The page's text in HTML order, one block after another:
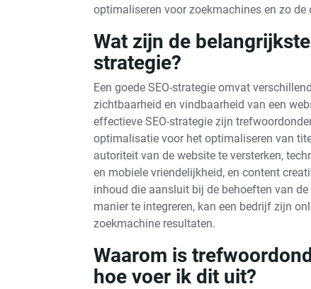
optimaliseren voor zoekmachines en zo
Wat zijn de
strategie?
Een goede SEO-strategie omvat
zichtbaarheid en vindbaarheid van een
effectieve SEO-strategie zijn
optimalisatie voor het optimaliseren van
autoriteit van de website te versterken,
en mobiele vriendelijkheid, en content
inhoud die aansluit bij de behoeften van
manier te integreren, kan een bedrijf zijn
zoekmachine resultaten.
Waarom is
hoe voer ik dit uit?